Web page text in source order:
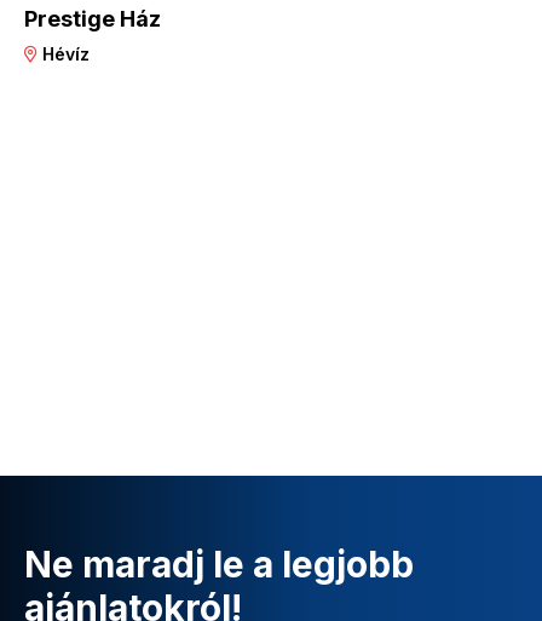
Prestige Ház
Hévíz
Ne maradj le a legjobb
ajánlatokról!